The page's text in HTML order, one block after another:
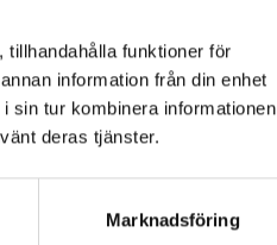
tillhandahålla funktioner för
information från din enhet
sin tur kombinera informationen
deras tjänster.
Marknadsföring